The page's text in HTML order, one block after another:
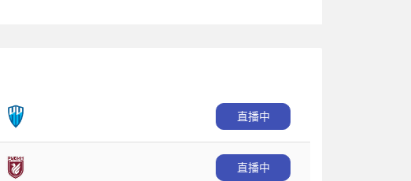
直播中
直播中